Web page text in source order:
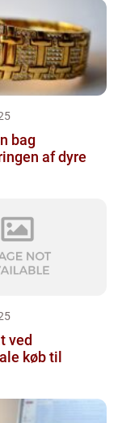
bag
af dyre
ved
køb til